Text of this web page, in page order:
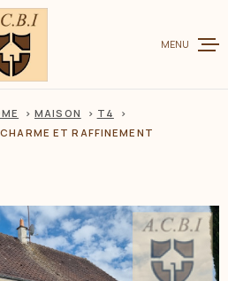
VENTE
CHARME
MENU
MAISON
T4
ET RAFFINEMENT